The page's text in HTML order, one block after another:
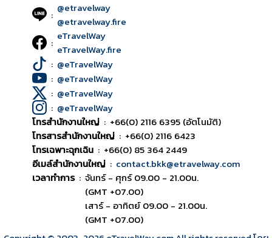
: @etravelway
@etravelway.fire
: eTravelWay
eTravelWay.fire
: @eTravelWay
: @eTravelWay
: @eTravelWay
: @eTravelWay
โทรสำนักงานใหญ่ : +66(0) 2116 6395 (อัตโนมัติ)
โทรสารสำนักงานใหญ่ : +66(0) 2116 6423
โทรเฉพาะฉุกเฉิน : +66(0) 85 364 2449
อีเมล์สำนักงานใหญ่ : contact.bkk@etravelway.com
เวลาทำการ : จันทร์ - ศุกร์ 09.00 - 21.00น.
(GMT +07.00)
เสาร์ - อาทิตย์ 09.00 - 21.00น.
(GMT +07.00)